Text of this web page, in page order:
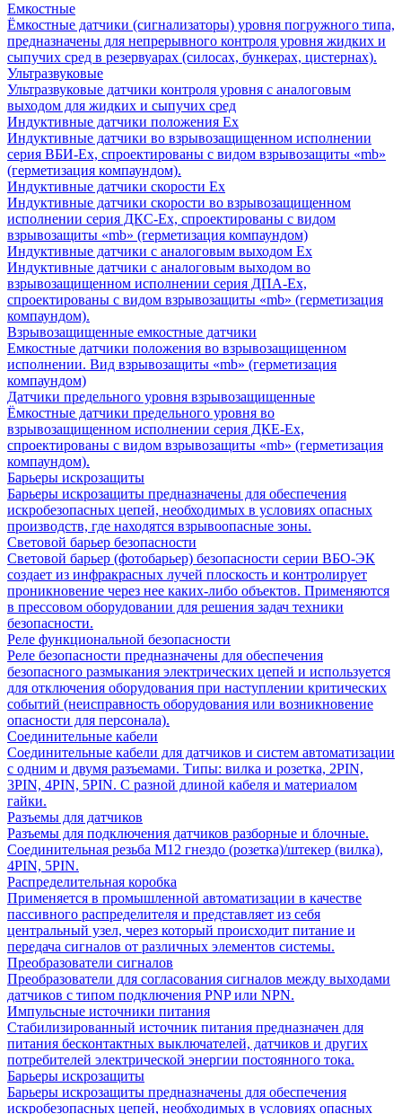
Емкостные
Ёмкостные датчики (сигнализаторы) уровня погружного типа,
предназначены для непрерывного контроля уровня жидких и
сыпучих сред в резервуарах (силосах, бункерах, цистернах).
Ультразвуковые
Ультразвуковые датчики контроля уровня с аналоговым
выходом для жидких и сыпучих сред
Индуктивные датчики положения Ех
Индуктивные датчики во взрывозащищенном исполнении
серия ВБИ-Ех, спроектированы с видом взрывозащиты «mb»
(герметизация компаундом).
Индуктивные датчики скорости Ех
Индуктивные датчики скорости во взрывозащищенном
исполнении серия ДКС-Ех, спроектированы с видом
взрывозащиты «mb» (герметизация компаундом)
Индуктивные датчики с аналоговым выходом Ех
Индуктивные датчики с аналоговым выходом во
взрывозащищенном исполнении серия ДПА-Ех,
спроектированы с видом взрывозащиты «mb» (герметизация
компаундом).
Взрывозащищенные емкостные датчики
Емкостные датчики положения во взрывозащищенном
исполнении. Вид взрывозащиты «mb» (герметизация
компаундом)
Датчики предельного уровня взрывозащищенные
Ёмкостные датчики предельного уровня во
взрывозащищенном исполнении серия ДКЕ-Ех,
спроектированы с видом взрывозащиты «mb» (герметизация
компаундом).
Барьеры искрозащиты
Барьеры искрозащиты предназначены для обеспечения
искробезопасных цепей, необходимых в условиях опасных
производств, где находятся взрывоопасные зоны.
Световой барьер безопасности
Световой барьер (фотобарьер) безопасности серии ВБО-ЭК
создает из инфракрасных лучей плоскость и контролирует
проникновение через нее каких-либо объектов. Применяются
в прессовом оборудовании для решения задач техники
безопасности.
Реле функциональной безопасности
Реле безопасности предназначены для обеспечения
безопасного размыкания электрических цепей и используется
для отключения оборудования при наступлении критических
событий (неисправность оборудования или возникновение
опасности для персонала).
Соединительные кабели
Соединительные кабели для датчиков и систем автоматизации
с одним и двумя разъемами. Типы: вилка и розетка, 2PIN,
3PIN, 4PIN, 5PIN. С разной длиной кабеля и материалом
гайки.
Разъемы для датчиков
Разъемы для подключения датчиков разборные и блочные.
Соединительная резьба М12 гнездо (розетка)/штекер (вилка),
4PIN, 5PIN.
Распределительная коробка
Применяется в промышленной автоматизации в качестве
пассивного распределителя и представляет из себя
центральный узел, через который происходит питание и
передача сигналов от различных элементов системы.
Преобразователи сигналов
Преобразователи для согласования сигналов между выходами
датчиков с типом подключения PNP или NPN.
Импульсные источники питания
Стабилизированный источник питания предназначен для
питания бесконтактных выключателей, датчиков и других
потребителей электрической энергии постоянного тока.
Барьеры искрозащиты
Барьеры искрозащиты предназначены для обеспечения
искробезопасных цепей, необходимых в условиях опасных